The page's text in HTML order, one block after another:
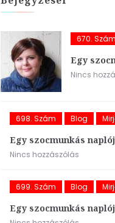
670. Szám
Egy
Nincs
698. Szám Blog
Egy szocmunkás
Nincs hozzászólás
699. Szám Blog
Egy szocmunkás